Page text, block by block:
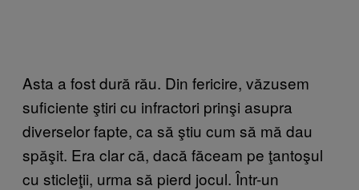
Asta a fost dură rău. Din fericire, văzusem
suficiente ştiri cu infractori prinşi asupra
diverselor fapte, ca să ştiu cum să mă dau
spăşit. Era clar că, dacă făceam pe ţantoşul
cu sticleţii, urma să pierd jocul. Într-un